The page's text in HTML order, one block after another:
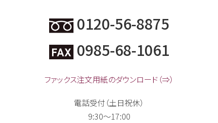
0120-56-8875
0985-68-1061
ファックス注文用紙のダウンロード（⇒）
電話受付（土日祝休）
9:30～17:00